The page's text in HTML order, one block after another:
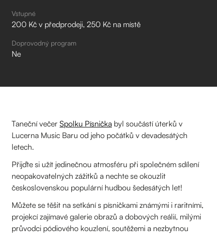
Vstupné
200 Kč v předprodeji, 250 Kč na místě
Doprovodný program
Ne
Taneční večer Spolku Písnička byl součástí úterků v
Lucerna Music Baru od jeho počátků v devadesátých
letech.
Přijďte si užít jedinečnou atmosféru při společném sdílení
neopakovatelných zážitků a nechte se okouzlit
československou populární hudbou šedesátých let!
Můžete se těšit na setkání s písničkami známými i raritními,
projekcí zajímavé galerie obrazů a dobových reálií, milými
průvodci pódiového kouzlení, soutěžemi a nezbytnou